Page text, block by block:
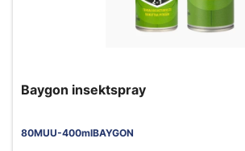
Baygon insektspray
80MUU-400mlBAYGON